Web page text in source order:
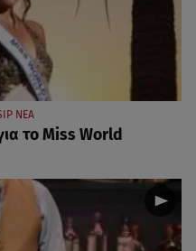
ΝΕΑ
το Miss World